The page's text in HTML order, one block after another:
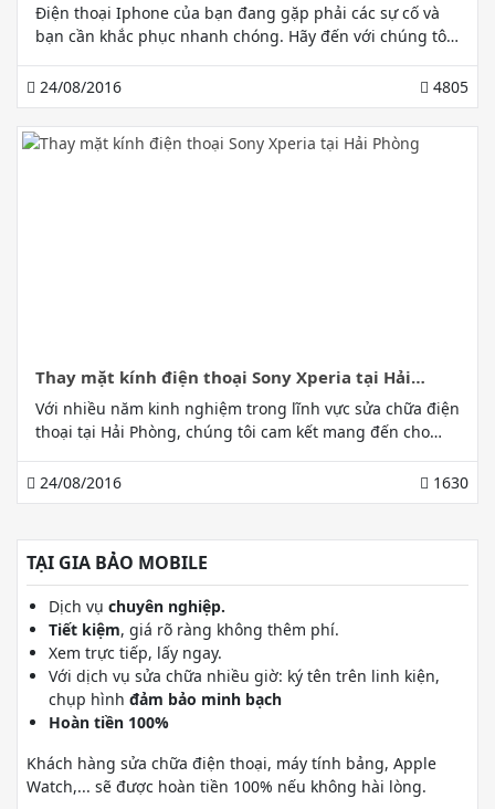
Điện thoại Iphone của bạn đang gặp phải các sự cố và
bạn cần khắc phục nhanh chóng. Hãy đến với chúng tôi,
hệ 0972 010 788 để được tư vấn
24/08/2016 4805
Thay mặt kính điện thoại Sony Xperia tại Hải
Phòng
Với nhiều năm kinh nghiệm trong lĩnh vực sửa chữa điện
thoại tại Hải Phòng, chúng tôi cam kết mang đến cho
thoại Sony Xperia tốt nhất. Liên hệ cho chúng tôi tại 0316
271 828 hoặc hotline 0972 010 788
24/08/2016 1630
TẠI GIA BẢO MOBILE
Dịch vụ chuyên nghiệp.
Tiết kiệm, giá rõ ràng không thêm phí.
Xem trực tiếp, lấy ngay.
Với dịch vụ sửa chữa nhiều giờ: ký tên trên linh kiện,
chụp hình đảm bảo minh bạch
Hoàn tiền 100%
Khách hàng sửa chữa điện thoại, máy tính bảng, Apple
Watch,... sẽ được hoàn tiền 100% nếu không hài lòng.